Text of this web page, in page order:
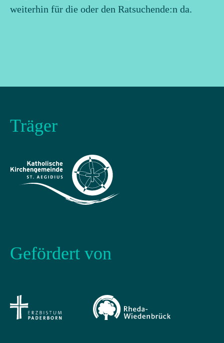
weiterhin für die oder den Ratsuchende:n da.
Träger
Gefördert von